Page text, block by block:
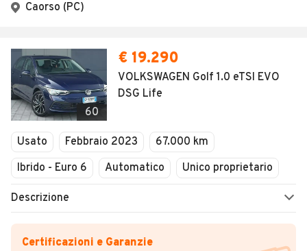
Caorso (PC)
60
€ 19.290
VOLKSWAGEN Golf 1.0 eTSI EVO
DSG Life
Usato Febbraio 2023
67.000 km
Ibrido - Euro 6
Automatico Unico proprietario
Descrizione
Certificazioni e Garanzie